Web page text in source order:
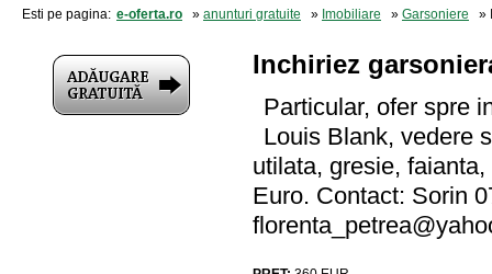
Esti pe pagina: e-oferta.ro » anunturi gratuite » Imobiliare » Garsoniere »
Inchiriez
Particular, ofer spre
Louis Blank, vedere
utilata, gresie,
Euro. Contact: Sorin